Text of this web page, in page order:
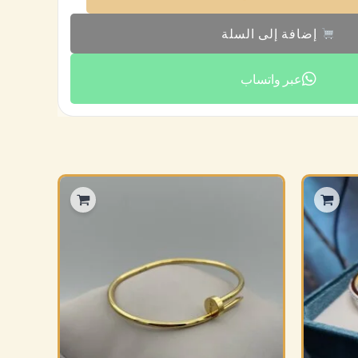
إضافة إلى السلة
عبر واتساب